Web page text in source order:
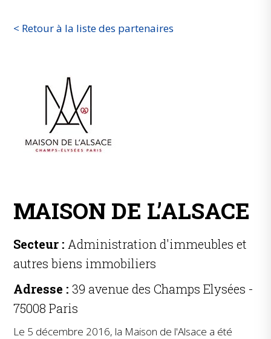
< Retour à la liste des partenaires
MAISON DE L’ALSACE
Secteur : Administration d'immeubles et
autres biens immobiliers
Adresse : 39 avenue des Champs Elysées -
75008 Paris
Le 5 décembre 2016, la Maison de l'Alsace a été